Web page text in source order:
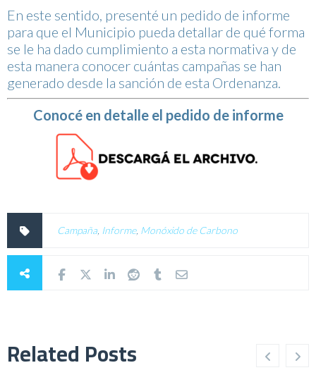
En este sentido, presenté un pedido de informe
para que el Municipio pueda detallar de qué forma
se le ha dado cumplimiento a esta normativa y de
esta manera conocer cuántas campañas se han
generado desde la sanción de esta Ordenanza.
Conocé en detalle el pedido de informe
Campaña Informe, Monóxido de Carbono
Related Posts